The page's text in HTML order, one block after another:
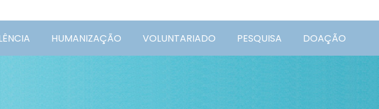
HUMANIZAÇÃO VOLUNTARIADO PESQUISA DOAÇÃO